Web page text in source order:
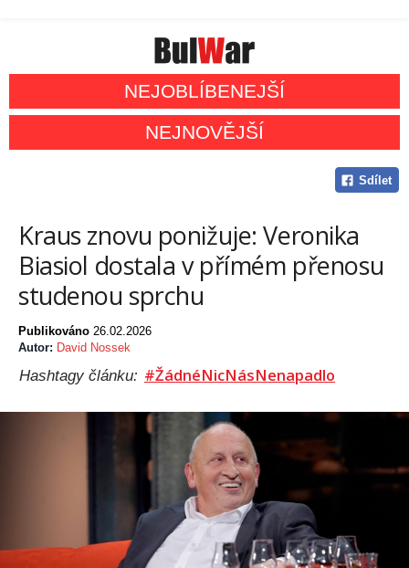
NEJOBLÍBENEJŠÍ
NEJNOVĚJŠÍ
Sdílet
Kraus znovu ponižuje: Veronika
Biasiol dostala v přímém přenosu
studenou sprchu
Publikováno 26.02.2026
Autor: David Nossek
Hashtagy článku: #ŽádnéNicNásNenapadlo